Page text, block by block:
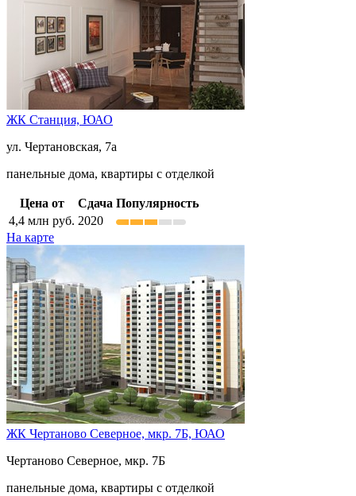
ЖК Станция, ЮАО
ул. Чертановская, 7а
панельные дома, квартиры с отделкой
Цена от Сдача Популярность
4,4 млн руб. 2020
На карте
ЖК Чертаново Северное, мкр. 7Б, ЮАО
Чертаново Северное, мкр. 7Б
панельные дома, квартиры с отделкой